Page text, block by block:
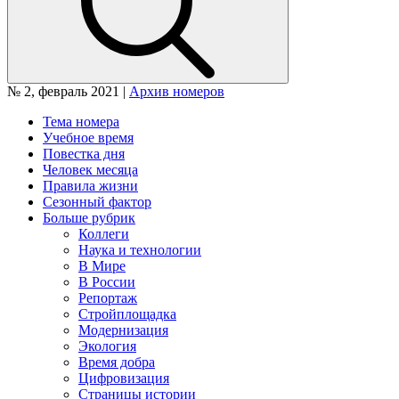
№ 2, февраль 2021 | Архив номеров
Тема номера
Учебное время
Повестка дня
Человек месяца
Правила жизни
Сезонный фактор
Больше рубрик
Коллеги
Наука и технологии
В Мире
В России
Репортаж
Стройплощадка
Модернизация
Экология
Время добра
Цифровизация
Страницы истории